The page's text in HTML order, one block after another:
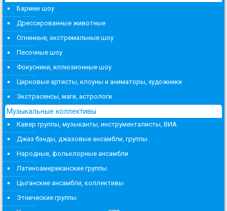
Бармен шоу
Дрессированные животные
Огненные, экстремальные шоу
Песочные шоу
Фокусники, иллюзионные шоу
Цирковые артисты, клоуны и аниматоры, художники
Экстрасенсы, маги, астрологи
Музыкальные коллективы
Кавер группы, музыканты, инструменталисты, ВИА
Джаз бэнды, джазовые ансамбли, группы
Народные, фольклорные ансамбли
Латиноамериканские группы
Цыганские ансамбли, коллективы
Этнические группы